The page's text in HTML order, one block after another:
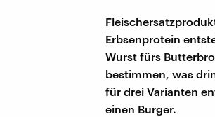
Erbsenprotein
Wurst fürs
bestimmen, was
für drei Varianten
einen Burger.